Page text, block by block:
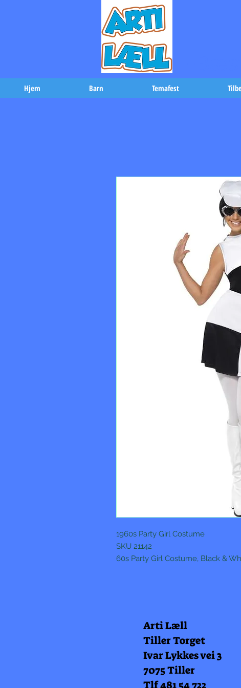
Hjem Barn Temafest
1960s Party Girl Costume
SKU 21142
60s Party Girl Costume, Black &
Arti Læll
Tiller Torget
Ivar Lykkes vei 3
7075 Tiller
Tlf 481 54 722